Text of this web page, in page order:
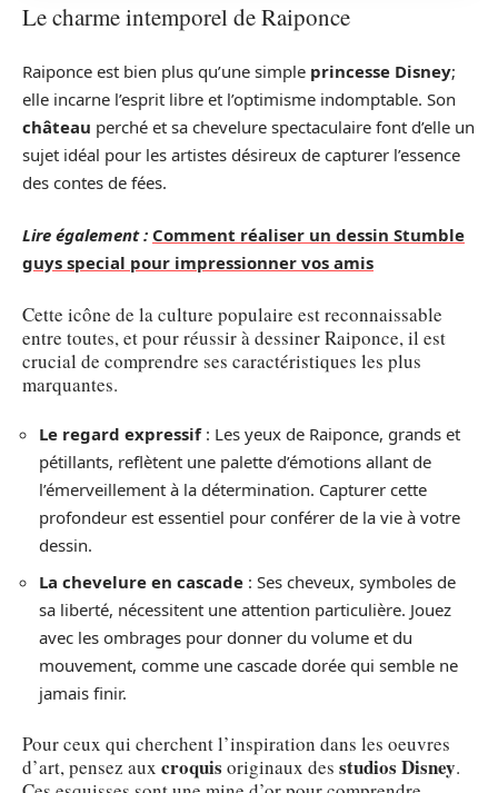
Le charme intemporel de Raiponce
Raiponce est bien plus qu’une simple princesse Disney;
elle incarne l’esprit libre et l’optimisme indomptable. Son
château perché et sa chevelure spectaculaire font d’elle un
sujet idéal pour les artistes désireux de capturer l’essence
des contes de fées.
Lire également : Comment réaliser un dessin Stumble
guys special pour impressionner vos amis
Cette icône de la culture populaire est reconnaissable
entre toutes, et pour réussir à dessiner Raiponce, il est
crucial de comprendre ses caractéristiques les plus
marquantes.
Le regard expressif: Les yeux de Raiponce, grands et
pétillants, reflètent une palette d’émotions allant de
l’émerveillement à la détermination. Capturer cette
profondeur est essentiel pour conférer de la vie à votre
dessin.
La chevelure en cascade : Ses cheveux, symboles de
sa liberté, nécessitent une attention particulière. Jouez
avec les ombrages pour donner du volume et du
mouvement, comme une cascade dorée qui semble ne
jamais finir.
Pour ceux qui cherchent l’inspiration dans les oeuvres
d’art, pensez aux croquis originaux des studios Disney.